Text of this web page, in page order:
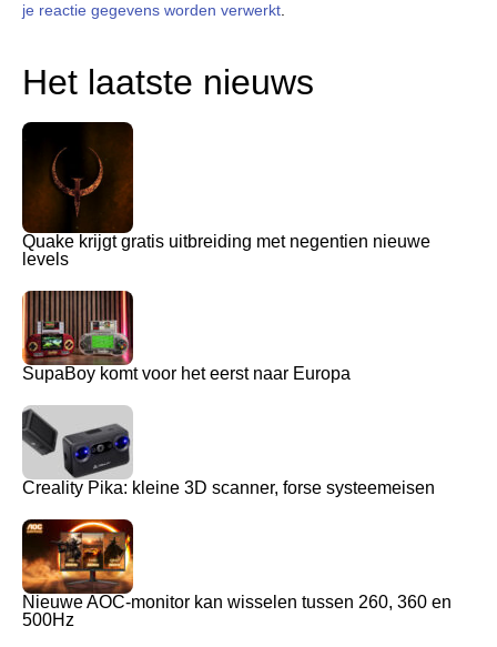
je reactie gegevens worden verwerkt.
Het laatste nieuws
Quake krijgt gratis uitbreiding met negentien nieuwe
levels
SupaBoy komt voor het eerst naar Europa
Creality Pika: kleine 3D scanner, forse systeemeisen
Nieuwe AOC-monitor kan wisselen tussen 260, 360 en
500Hz